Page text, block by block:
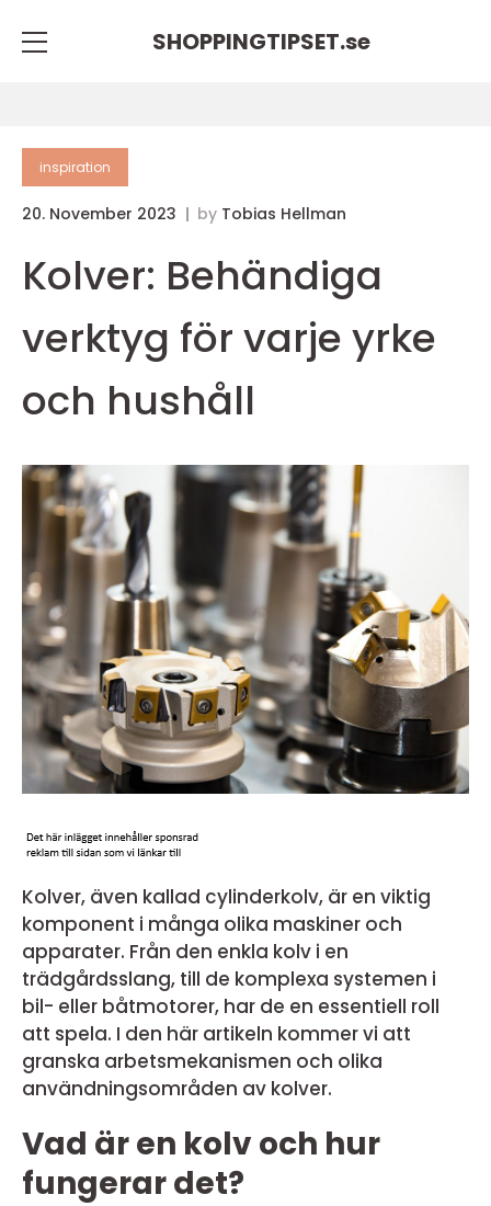
SHOPPINGTIPSET.se
inspiration
20. November 2023 by Tobias Hellman
Kolver: Behändiga
verktyg för varje yrke
och hushåll
Kolver, även kallad cylinderkolv, är en viktig
komponent i många olika maskiner och
apparater. Från den enkla kolv i en
trädgårdsslang, till de komplexa systemen i
bil- eller båtmotorer, har de en essentiell roll
att spela. I den här artikeln kommer vi att
granska arbetsmekanismen och olika
användningsområden av kolver.
Vad är en kolv och hur
fungerar det?